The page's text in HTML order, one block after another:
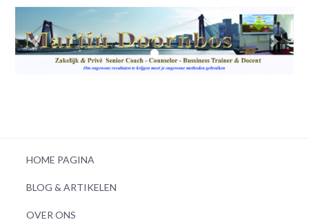
HOME PAGINA
BLOG & ARTIKELEN
OVER ONS